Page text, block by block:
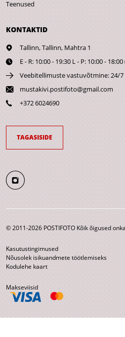
Teenused
KONTAKTID
Tallinn,Tallinn, Mahtra 1
E - R: 10:00 - 19:30 L - P: 10:00 -
Veebitellimuste vastuvõtmine: 24/7
mustakivi.postifoto@gmail.com
+372 6024690
TAGASISIDE
© 2011-2026 POSTIFOTO Kõik õigused
Kasutustingimused
Nõusolek isikuandmete töötlemiseks
Kodulehe kaart
Makseviisid